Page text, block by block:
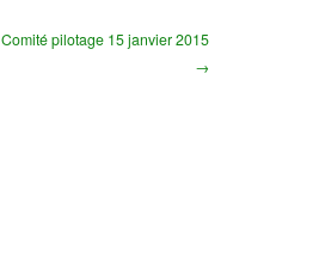
Comité pilotage 15 janvier 2015
→